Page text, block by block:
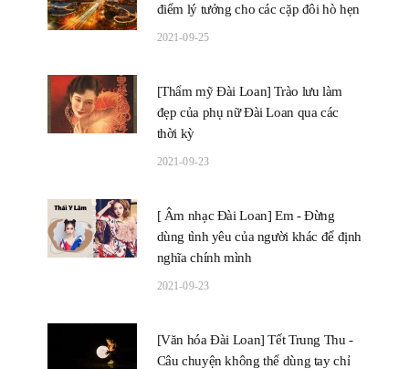
điểm lý tưởng cho các cặp đôi hò hẹn
2021-09-25
[Thẩm mỹ Đài Loan] Trào lưu làm
đẹp của phụ nữ Đài Loan qua các
thời kỳ
2021-09-23
[ Âm nhạc Đài Loan] Em - Đừng
dùng tình yêu của người khác để định
nghĩa chính mình
2021-09-23
[Văn hóa Đài Loan] Tết Trung Thu -
Câu chuyện không thể dùng tay chỉ